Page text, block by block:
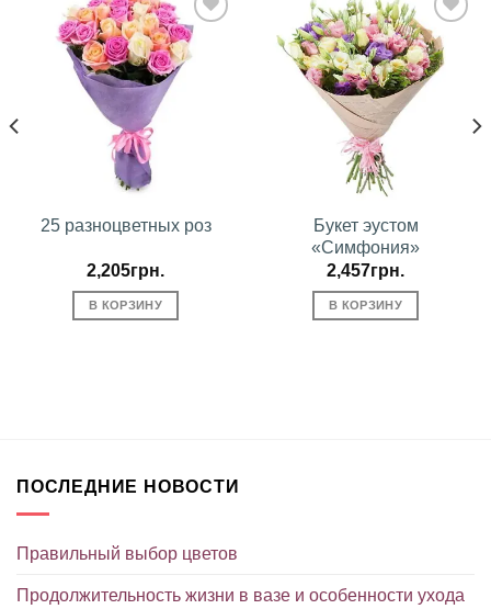
В
избранное
25 разноцветных роз
2,205грн.
В КОРЗИНУ
В
избранное
Букет эустом
«Симфония»
2,457грн.
В КОРЗИНУ
ПОСЛЕДНИЕ НОВОСТИ
Правильный выбор цветов
Продолжительность жизни в вазе и особенности ухода